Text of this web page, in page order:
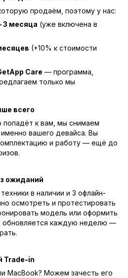
продаём, поэтому у нас:
3 месяца (уже включена в
(+10% к стоимости
Care — программа,
только мы
всего
к вам, мы снимаем
вашего девайса. Вы
и работу — ещё до
ожиданий
в наличии и 3 офлайн-
осмотреть и протестировать
модель или оформить
обновляется каждую неделю —
Trade-in
MacBook? Можем зачесть его